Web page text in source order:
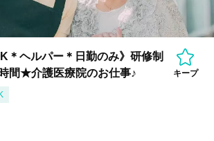
＊ヘルパー＊日勤のみ》研修制
間★介護医療院のお仕事♪
キープ